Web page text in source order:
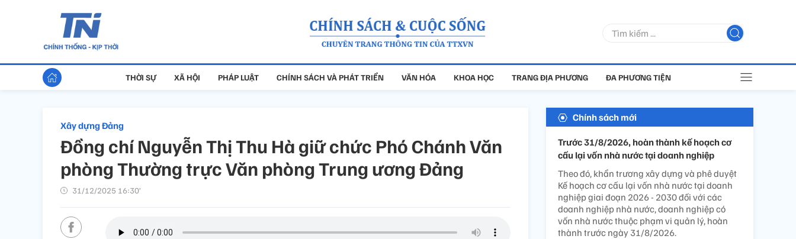
THỜI SỰ XÃ HỘI PHÁP LUẬT CHÍNH SÁCH VÀ PHÁT TRIỂN VĂN HÓA KHOA HỌC TRANG ĐỊA PHƯƠNG ĐA PHƯƠNG TIỆN
Xây dựng Đảng
Đồng chí Nguyễn Thị Thu Hà giữ chức Phó Chánh Văn
phòng Thường trực Văn phòng Trung ương Đảng
31/12/2025 16:30’
Chính sách mới
Trước 31/8/2026, hoàn thành kế hoạch cơ
cấu lại vốn nhà nước tại doanh nghiệp
Theo đó, khẩn trương xây dựng và phê duyệt
Kế hoạch cơ cấu lại vốn nhà nước tại doanh
nghiệp giai đoạn 2026 - 2030 đối với các
doanh nghiệp nhà nước, doanh nghiệp có
vốn nhà nước thuộc phạm vi quản lý, hoàn
thành trước ngày 31/8/2026.